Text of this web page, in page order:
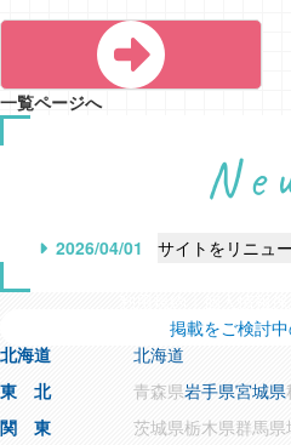
一覧ページへ
2026/04/01 サイトをリニュ
掲載をご検討
北海道
北海道
東 北
青森県岩手県宮城県
関 東
茨城県栃木県群馬県